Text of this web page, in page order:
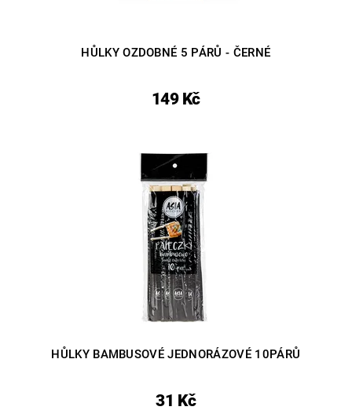
HŮLKY OZDOBNÉ 5 PÁRŮ - ČERNÉ
149 Kč
HŮLKY BAMBUSOVÉ JEDNORÁZOVÉ 10PÁRŮ
31 Kč